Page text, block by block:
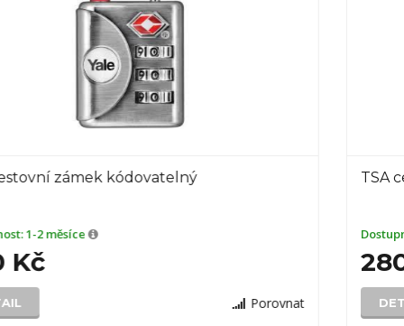
Porovnat
TSA cestovní zámek kódovatelný,